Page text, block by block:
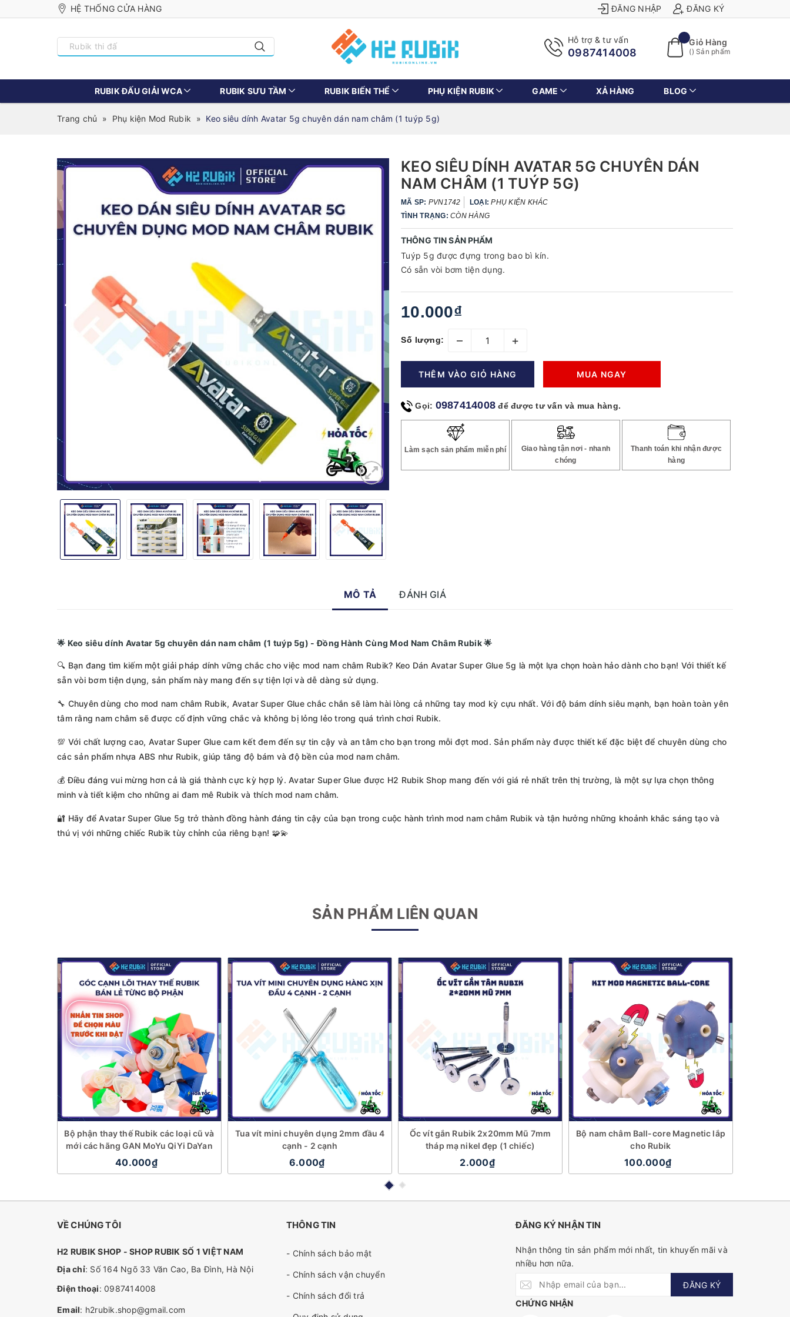
HỆ THỐNG CỬA HÀNG ĐĂNG NHẬP ĐĂNG KÝ
Hỗ trợ & tư vấn
0987414008
Giỏ Hàng
() Sản phẩm
RUBIK ĐẤU GIẢI WCA RUBIK SƯU TẦM RUBIK BIẾN THỂ PHỤ KIỆN RUBIK GAME XẢ HÀNG BLOG
Trang chủ » Phụ kiện Mod Rubik » Keo siêu dính Avatar 5g chuyên dán nam châm (1 tuýp 5g)
KEO SIÊU DÍNH AVATAR 5G CHUYÊN DÁN
NAM CHÂM (1 TUÝP 5G)
MÃ SP: PVN1742 LOẠI:PHỤ KIỆN KHÁC
TÌNH TRẠNG: CÒN HÀNG
THÔNG TIN SẢN PHẨM
Tuýp 5g được đựng trong bao bì kín.
Có sẵn vòi bơm tiện dụng.
10.000₫
Số lượng: – +
THÊM VÀO GIỎ HÀNG MUA NGAY
Gọi: 0987414008 để được tư vấn và mua hàng.
Làm sạch sản phẩm miễn phí
Giao hàng tận nơi - nhanh
chóng
Thanh toán khi nhận được
hàng
MÔ TẢ ĐÁNH GIÁ
🌟 Keo siêu dính Avatar 5g chuyên dán nam châm (1 tuýp 5g) - Đồng Hành Cùng Mod Nam Châm Rubik 🌟
🔍 Bạn đang tìm kiếm một giải pháp dính vững chắc cho việc mod nam châm Rubik? Keo Dán Avatar Super Glue 5g là một lựa chọn hoàn hảo dành cho bạn! Với thiết kế
sẵn vòi bơm tiện dụng, sản phẩm này mang đến sự tiện lợi và dễ dàng sử dụng.
🔧 Chuyên dùng cho mod nam châm Rubik, Avatar Super Glue chắc chắn sẽ làm hài lòng cả những tay mod kỳ cựu nhất. Với độ bám dính siêu mạnh, bạn hoàn toàn yên
tâm rằng nam châm sẽ được cố định vững chắc và không bị lỏng lẻo trong quá trình chơi Rubik.
💯 Với chất lượng cao, Avatar Super Glue cam kết đem đến sự tin cậy và an tâm cho bạn trong mỗi đợt mod. Sản phẩm này được thiết kế đặc biệt để chuyên dùng cho
các sản phẩm nhựa ABS như Rubik, giúp tăng độ bám và độ bền của mod nam châm.
💰 Điều đáng vui mừng hơn cả là giá thành cực kỳ hợp lý. Avatar Super Glue được H2 Rubik Shop mang đến với giá rẻ nhất trên thị trường, là một sự lựa chọn thông
minh và tiết kiệm cho những ai đam mê Rubik và thích mod nam châm.
🔐 Hãy để Avatar Super Glue 5g trở thành đồng hành đáng tin cậy của bạn trong cuộc hành trình mod nam châm Rubik và tận hưởng những khoảnh khắc sáng tạo và
thú vị với những chiếc Rubik tùy chỉnh của riêng bạn! 🧩💫
SẢN PHẨM LIÊN QUAN
Bộ phận thay thế Rubik các loại cũ và
mới các hãng GAN MoYu QiYi DaYan
40.000₫
Tua vít mini chuyên dụng 2mm đầu 4
cạnh - 2 cạnh
6.000₫
Ốc vít gắn Rubik 2x20mm Mũ 7mm
tháp mạ nikel đẹp (1 chiếc)
2.000₫
Bộ nam châm Ball-core Magnetic lắp
cho Rubik
100.000₫
VỀ CHÚNG TÔI
H2 RUBIK SHOP - SHOP RUBIK SỐ 1 VIỆT NAM
Địa chỉ: Số 164 Ngõ 33 Văn Cao, Ba Đình, Hà Nội
Điện thoại: 0987414008
Email: h2rubik.shop@gmail.com
THÔNG TIN
- Chính sách bảo mật
- Chính sách vận chuyển
- Chính sách đổi trả
ĐĂNG KÝ NHẬN TIN
Nhận thông tin sản phẩm mới nhất, tin khuyến mãi và
nhiều hơn nữa.
ĐĂNG KÝ
CHỨNG NHẬN